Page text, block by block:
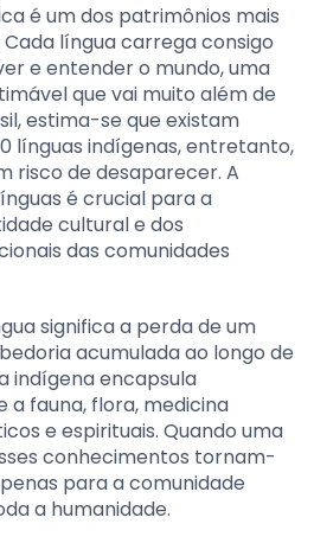
é um dos patrimônios mais
língua carrega consigo
e entender o mundo, uma
que vai muito além de
estima-se que existam
línguas indígenas, entretanto,
risco de desaparecer. A
é crucial para a
cultural e dos
das comunidades
significa a perda de um
acumulada ao longo de
indígena encapsula
fauna, flora, medicina
e espirituais. Quando uma
conhecimentos tornam-
para a comunidade
a humanidade.